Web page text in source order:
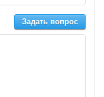
Задать вопрос